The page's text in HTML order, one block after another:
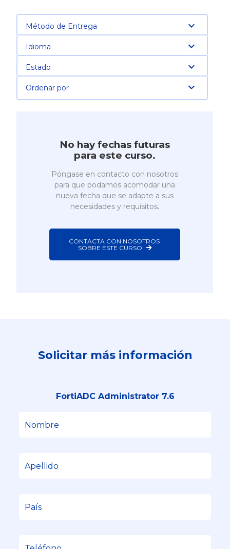
Método de Entrega
Idioma
Estado
Ordenar por
No hay fechas futuras
para este curso.
Póngase en contacto con nosotros
para que podamos acomodar una
nueva fecha que se adapte a sus
necesidades y requisitos.
CONTACTA CON NOSOTROS
SOBRE ESTE CURSO
Solicitar más información
FortiADC Administrator 7.6